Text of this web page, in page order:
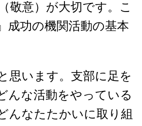
敬意）が大切です。こ
成功の機関活動の基本
思います。支部に足を
んな活動をやっている
んなたたかいに取り組